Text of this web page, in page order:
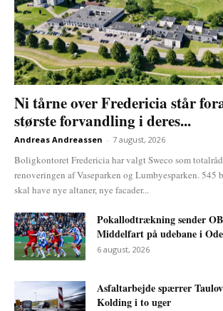
Ni tårne over Fredericia står
største forvandling i deres...
Andreas Andreassen - 7 august, 2026
Boligkontoret Fredericia har valgt Sweco som
renoveringen af Vaseparken og Lumbyesparken. 545
skal have nye altaner, nye facader...
Pokallodtrækning sender
Middelfart på udebane i
6 august, 2026
Asfaltarbejde spærrer
Kolding i to uger